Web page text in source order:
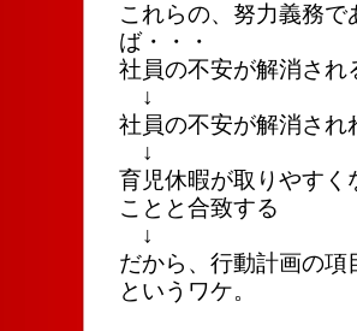
これらの、努力義務
ば・・・
社員の不安が解消され
↓
社員の不安が解消され
↓
育児休暇が取りやすく
ことと合致する
↓
だから、行動計画の項
というワケ。